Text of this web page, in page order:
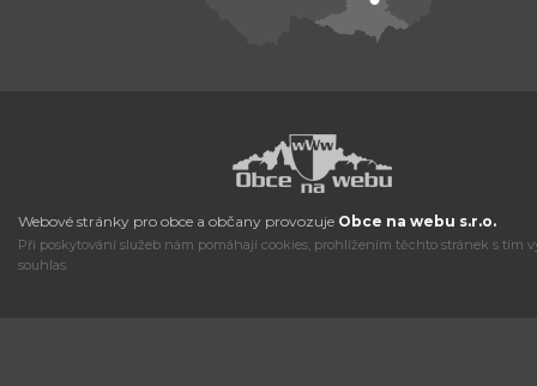
Webové stránky pro obce a občany provozuje Obce na webu s.r.o.
Při poskytování služeb nám pomáhají cookies, prohlížením těchto stránek s tím
souhlas.